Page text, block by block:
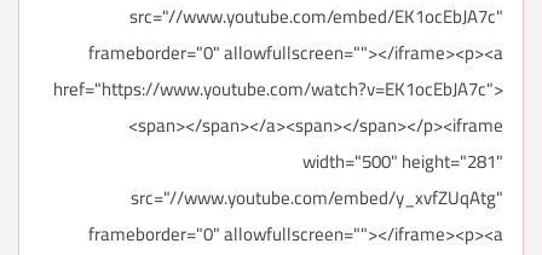
src="//www.youtube.com/embed/EK1ocEbJA7c"
frameborder="0" allowfullscreen=""></iframe><p><a
href="https://www.youtube.com/watch?v=EK1ocEbJA7c">
<span></span></a><span></span></p><iframe
width="500" height="281"
src="//www.youtube.com/embed/y_xvfZUqAtg"
frameborder="0" allowfullscreen=""></iframe><p><a